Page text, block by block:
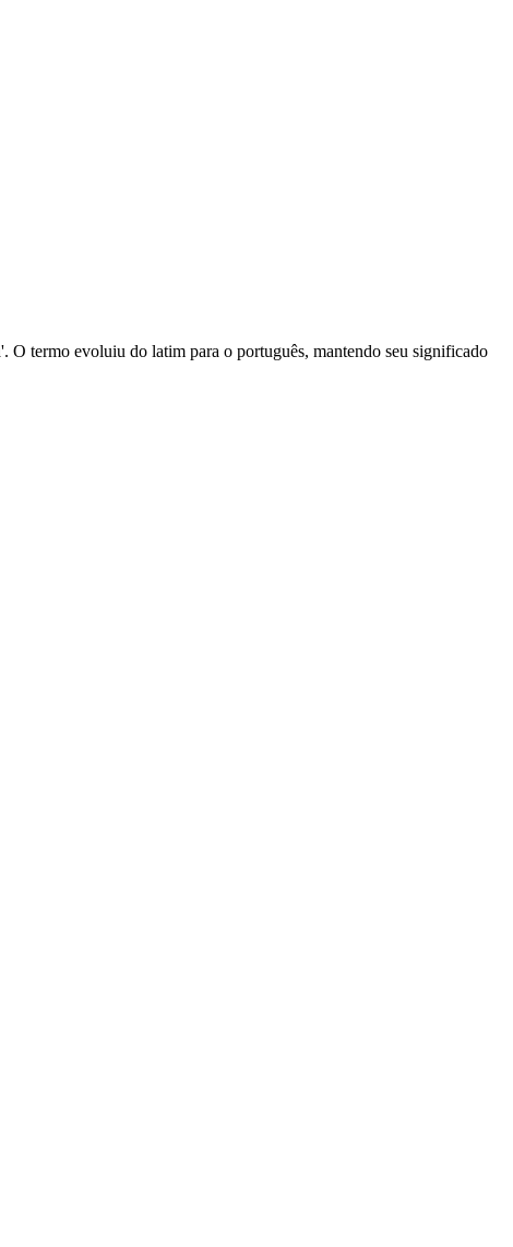
termo evoluiu do latim para o português, mantendo seu significado